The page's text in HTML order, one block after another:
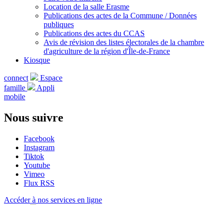
Location de la salle Erasme
Publications des actes de la Commune / Données
publiques
Publications des actes du CCAS
Avis de révision des listes électorales de la chambre
d'agriculture de la région d'Île-de-France
Kiosque
connect
Espace
famille
Appli
mobile
Nous suivre
Facebook
Instagram
Tiktok
Youtube
Vimeo
Flux RSS
Accéder à nos services en ligne